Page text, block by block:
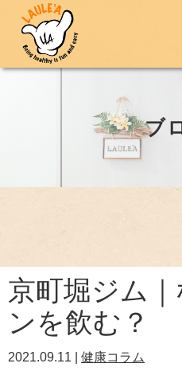
ブ
京町堀ジム
ンを飲む？
2021.09.11 | 健康コラム